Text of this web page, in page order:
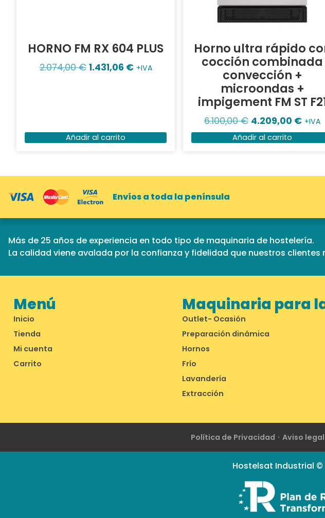
HORNO FM RX 604 PLUS
2.074,00€ 1.431,06 € +IVA
Añadir al carrito
Horno ultra rápido
cocción combinada
convección +
microondas +
impigement FM ST
6.100,00€ 4.209,00 € +IVA
Añadir al carrito
Envíos a toda la península
Más de 25 años de experiencia en todo tipo de maquinaria de hostelería.
La calidad viene avalada por la confianza y fidelidad que nuestros
Menú
Inicio
Tienda
Mi cuenta
Carrito
Maquinaria para
Outlet- Ocasión
Preparación dinámica
Hornos
Frío
Lavandería
Extracción
Política de Privacidad Aviso legal
Hostelsat Industrial